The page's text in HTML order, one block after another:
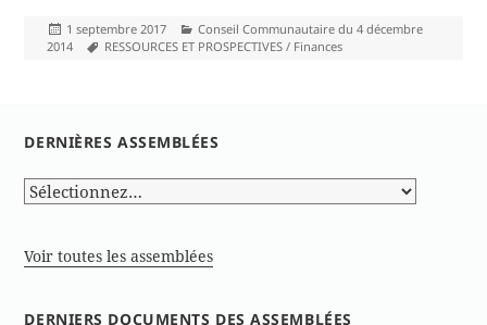
Publié
le
1 septembre 2017 Catégories
Conseil Communautaire du 4 décembre
2014
Mots-
RESSOURCES ET PROSPECTIVES / Finances
DERNIÈRES ASSEMBLÉES
Voir toutes les assemblées
DERNIERS DOCUMENTS DES ASSEMBLÉES